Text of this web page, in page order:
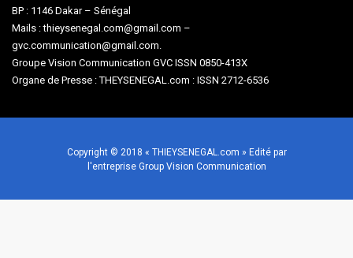
BP : 1146 Dakar – Sénégal
Mails : thieysenegal.com@gmail.com –
gvc.communication@gmail.com.
Groupe Vision Communication GVC ISSN 0850-413X
Organe de Presse : THEYSENEGAL.com : ISSN 2712-6536
Copyright © 2018 « THIEYSENEGAL.com » Edité par
l'entreprise Group Vision Communication